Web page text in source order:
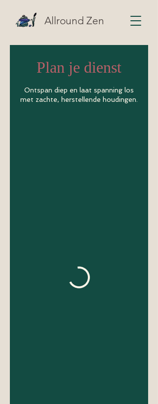
Allround Zen
Plan je dienst
Ontspan diep en laat spanning los
met zachte, herstellende houdingen.